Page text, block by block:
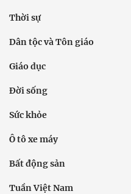
Thời sự
Dân tộc và Tôn giáo
Giáo dục
Đời sống
Sức khỏe
Ô tô xe máy
Bất động sản
Tuần Việt Nam